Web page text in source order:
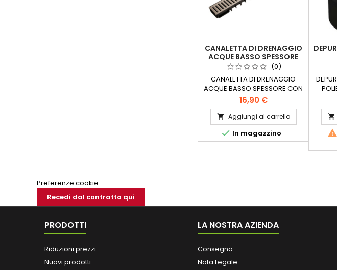
CANALETTA DI DRENAGGIO
ACQUE BASSO SPESSORE
CON GRIGLIA IN ACCIAIO
(0)
CANALETTA DI DRENAGGIO
ACQUE BASSO SPESSORE CON
GRIGLIA IN ACCIAIO Canaletta
di drenaggio acque piovane
per piazzali realizzata in
materiale plastico, con griglia
in acciaio zincato.
16,90 €
 Aggiungi al carrello
 In magazzino
15 -


Preferenze cookie
Recedi dal contratto qui
PRODOTTI
Riduzioni prezzi
Nuovi prodotti
LA NOSTRA AZIENDA
Consegna
Nota Legale